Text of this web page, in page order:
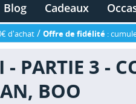
Blog Cadeaux
d'achat / Offre de fidélité :
PARTIE 3 -
BOO